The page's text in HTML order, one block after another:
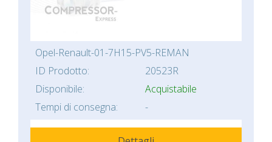
Opel-Renault-01-7H15-PV5-REMAN
ID Prodotto:
20523R
Disponibile:
Acquistabile
Tempi di consegna:
-